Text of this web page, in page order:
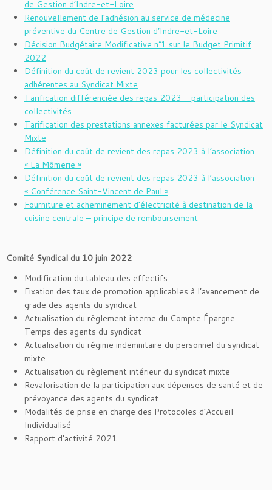
de Gestion d’Indre-et-Loire
Renouvellement de l’adhésion au service de médecine
préventive du Centre de Gestion d’Indre-et-Loire
Décision Budgétaire Modificative n°1 sur le Budget Primitif
2022
Définition du coût de revient 2023 pour les collectivités
adhérentes au Syndicat Mixte
Tarification différenciée des repas 2023 – participation des
collectivités
Tarification des prestations annexes facturées par le Syndicat
Mixte
Définition du coût de revient des repas 2023 à l’association
« La Mômerie »
Définition du coût de revient des repas 2023 à l’association
« Conférence Saint-Vincent de Paul »
Fourniture et acheminement d’électricité à destination de la
cuisine centrale – principe de remboursement
Comité Syndical du 10 juin 2022
Modification du tableau des effectifs
Fixation des taux de promotion applicables à l’avancement de
grade des agents du syndicat
Actualisation du règlement interne du Compte Épargne
Temps des agents du syndicat
Actualisation du régime indemnitaire du personnel du syndicat
mixte
Actualisation du règlement intérieur du syndicat mixte
Revalorisation de la participation aux dépenses de santé et de
prévoyance des agents du syndicat
Modalités de prise en charge des Protocoles d’Accueil
Individualisé
Rapport d’activité 2021